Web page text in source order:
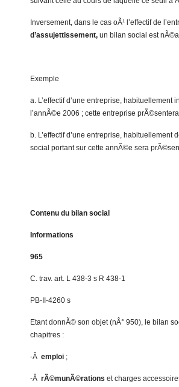
Inversement, dans le cas oÃ¹ l’effectif de
d’assujettissement, un bilan social est
Exemple
a. L’effectif d’une entreprise,
l’annÃ©e 2006 ; cette entreprise
b. L’effectif d’une entreprise,
social portant sur cette annÃ©e sera
Contenu du bilan social
Informations
965
C. trav. art. L 438-3 s R 438-1
PB-II-4260 s
Etant donnÃ© son objet (nÂ° 950), le bilan
chapitres :
-Â emploi ;
-Â rÃ©munÃ©rations et charges